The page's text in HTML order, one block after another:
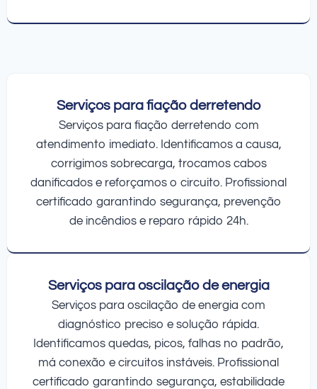
Serviços para fiação derretendo
Serviços para fiação derretendo com
atendimento imediato. Identificamos a causa,
corrigimos sobrecarga, trocamos cabos
danificados e reforçamos o circuito. Profissional
certificado garantindo segurança, prevenção
de incêndios e reparo rápido 24h.
Serviços para oscilação de energia
Serviços para oscilação de energia com
diagnóstico preciso e solução rápida.
Identificamos quedas, picos, falhas no padrão,
má conexão e circuitos instáveis. Profissional
certificado garantindo segurança, estabilidade